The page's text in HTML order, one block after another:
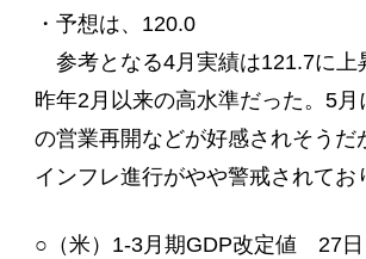
・予想は、120.0
参考となる4月実績は121.7に上
昨年2月以来の高水準だった。5
の営業再開などが好感されそう
インフレ進行がやや警戒されてお
○（米）1-3月期GDP改定値 27日